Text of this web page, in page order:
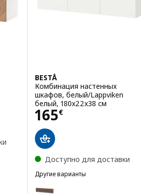
дверьми, черно-коричневый/
с дверьми
BESTÅ
Комбинация настенных
шкафов, белый/Lappviken
белый, 180x22x38 см
165€
Цена 165€
Доступно для доставки
Другие варианты
Вариант: BESTÅ,